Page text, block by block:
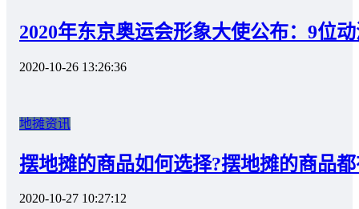
2020年东京奥运会形象大使公布：9位
2020-10-26 13:26:36
地摊资讯
摆地摊的商品如何选择?摆地摊的商品
2020-10-27 10:27:12